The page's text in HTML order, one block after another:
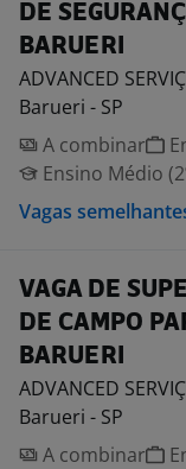
DE
BARUERI
ADVANCED
Barueri - SP
A combinar
Ensino Médio
Vagas
VAGA DE
DE CAMPO
BARUERI
ADVANCED
Barueri - SP
A combinar